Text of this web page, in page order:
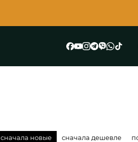
🔔
сначала новые сначала дешевле